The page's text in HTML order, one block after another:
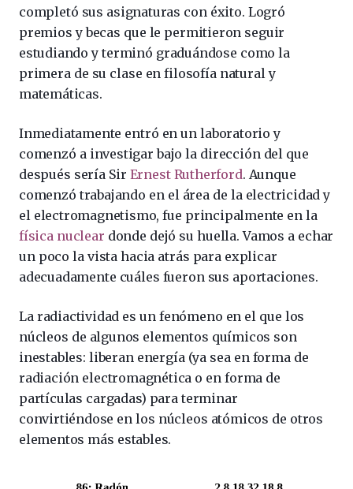
completó sus asignaturas con éxito. Logró
premios y becas que le permitieron seguir
estudiando y terminó graduándose como la
primera de su clase en filosofía natural y
matemáticas.
Inmediatamente entró en un laboratorio y
comenzó a investigar bajo la dirección del que
después sería Sir Ernest Rutherford. Aunque
comenzó trabajando en el área de la electricidad y
el electromagnetismo, fue principalmente en la
física nuclear donde dejó su huella. Vamos a echar
un poco la vista hacia atrás para explicar
adecuadamente cuáles fueron sus aportaciones.
La radiactividad es un fenómeno en el que los
núcleos de algunos elementos químicos son
inestables: liberan energía (ya sea en forma de
radiación electromagnética o en forma de
partículas cargadas) para terminar
convirtiéndose en los núcleos atómicos de otros
elementos más estables.